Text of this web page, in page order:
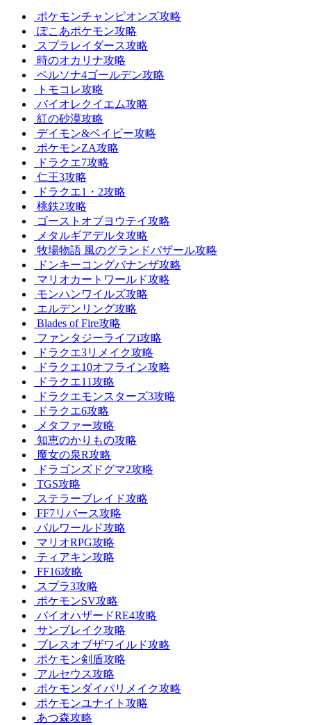
ポケモンチャンピオンズ攻略
ぽこあポケモン攻略
スプラレイダース攻略
時のオカリナ攻略
ペルソナ4ゴールデン攻略
トモコレ攻略
バイオレクイエム攻略
紅の砂漠攻略
デイモン&ベイビー攻略
ポケモンZA攻略
ドラクエ7攻略
仁王3攻略
ドラクエ1・2攻略
桃鉄2攻略
ゴーストオブヨウテイ攻略
メタルギアデルタ攻略
牧場物語 風のグランドバザール攻略
ドンキーコングバナンザ攻略
マリオカートワールド攻略
モンハンワイルズ攻略
エルデンリング攻略
Blades of Fire攻略
ファンタジーライフi攻略
ドラクエ3リメイク攻略
ドラクエ10オフライン攻略
ドラクエ11攻略
ドラクエモンスターズ3攻略
ドラクエ6攻略
メタファー攻略
知恵のかりもの攻略
魔女の泉R攻略
ドラゴンズドグマ2攻略
TGS攻略
ステラーブレイド攻略
FF7リバース攻略
パルワールド攻略
マリオRPG攻略
ティアキン攻略
FF16攻略
スプラ3攻略
ポケモンSV攻略
バイオハザードRE4攻略
サンブレイク攻略
ブレスオブザワイルド攻略
ポケモン剣盾攻略
アルセウス攻略
ポケモンダイパリメイク攻略
ポケモンユナイト攻略
あつ森攻略